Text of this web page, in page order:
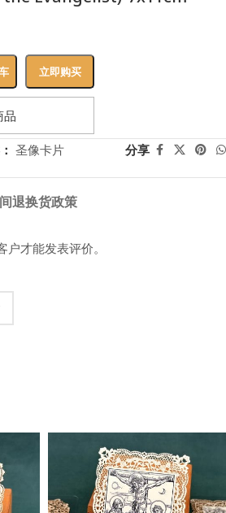
立即购买
品
圣像卡片 分享
退换货政策
才能发表评价。